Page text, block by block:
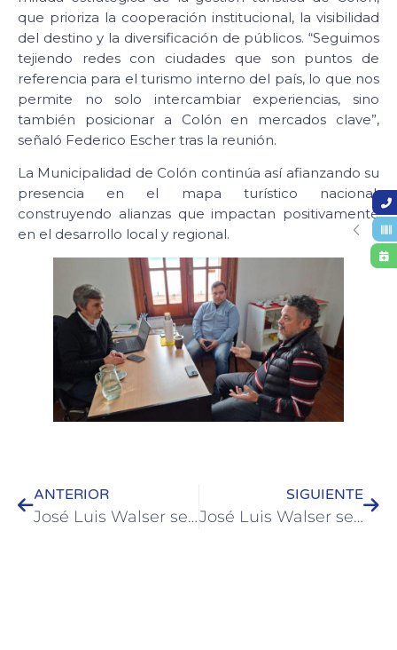
que prioriza la cooperación institucional, la visibilidad
del destino y la diversificación de públicos. “Seguimos
tejiendo redes con ciudades que son puntos de
referencia para el turismo interno del país, lo que nos
permite no solo intercambiar experiencias, sino
también posicionar a Colón en mercados clave”,
señaló Federico Escher tras la reunión.
La Municipalidad de Colón continúa así afianzando su
presencia en el mapa turístico nacional,
construyendo alianzas que impactan positivamente
en el desarrollo local y regional.
ANTERIOR
José Luis Walser se reunió con nuevas autoridades del Rotary Club
SIGUIENTE
José Luis Walser se reunió con el Secretario de Justicia de Entre Ríos para fortalecer la colaboración institucional